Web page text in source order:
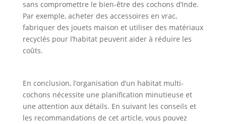
sans compromettre le bien-être des cochons d’Inde.
Par exemple, acheter des accessoires en vrac,
fabriquer des jouets maison et utiliser des matériaux
recyclés pour l’habitat peuvent aider à réduire les
coûts.
En conclusion, l’organisation d’un habitat multi-
cochons nécessite une planification minutieuse et
une attention aux détails. En suivant les conseils et
les recommandations de cet article, vous pouvez